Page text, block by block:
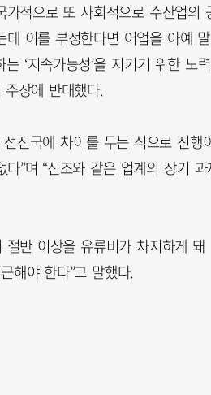
적으로 또 사회적으로 수산업의
이를 부정한다면 어업을 아예
‘지속가능성’을 지키기 위한 노력
장에 반대했다.
진국에 차이를 두는 식으로 진행
”며 “신조와 같은 업계의 장기 과
반 이상을 유류비가 차지하게 돼
해야 한다”고 말했다.